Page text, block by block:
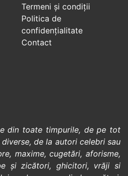
Termeni și condiții
Politica de
confidenţialitate
Contact
din toate timpurile, de pe tot
de la autori celebrisau
, maxime,cugetări,aforisme,
și zicători, ghicitori, vrăji si